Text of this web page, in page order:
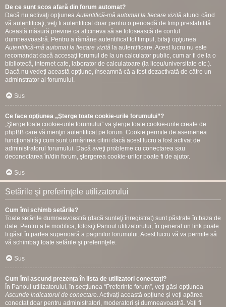
De ce sunt scos afară din forum automat?
Dacă nu activaţi opţiuneaAutentifică-mă automat la fiecare vizită atunci când
vă autentificaţi, veţi fi autentificat doar pentru o perioadă de timp prestabilită.
Această măsură previne ca altcineva să se folosească de contul
dumneavoastră. Pentru a rămâne autentificat tot timpul, bifaţi opţiunea
Autentifică-mă automat la fiecare vizită la autentificare. Acest lucru nu este
recomandat dacă accesaţi forumul de la un calculator public, cum ar fi de la o
bibliotecă, internet cafe, laborator de calculatoare (la liceu/universitate etc.).
Dacă nu vedeţi această opţiune, înseamnă că a fost dezactivată de către un
adminstrator al forumului.
Sus
Ce face opţiunea „Şterge toate cookie-urile forumului”?
„Şterge toate cookie-urile forumului” va şterge toate cookie-urile create de
phpBB care vă menţin autentificat pe forum. Cookie permite de asemenea
funcţionalităţi cum sunt urmărirea citirii dacă acest lucru a fost activat de
administratorul forumului. Dacă aveţi probleme cu conectarea sau
deconectarea în/din forum, ştergerea cookie-urilor poate fi de ajutor.
Sus
Setările şi preferinţele utilizatorului
Cum îmi schimb setările?
Toate setările dumneavoastră (dacă sunteţi înregistrat) sunt păstrate în baza de
date. Pentru a le modifica, folosiţi Panoul utilizatorului; în general un link poate
fi găsit în partea superioară a paginilor forumului. Acest lucru vă va permite să
vă schimbaţi toate setările şi preferinţele.
Sus
Cum îmi ascund prezența în lista de utilizatori conectați?
În Panoul utilizatorului, în secțiunea “Preferinţe forum”, veți găsi opțiunea
Ascunde indicatorul de conectare. Activați această opțiune și veți apărea
conectat doar pentru administratori, moderatori și dumneavoastră. Veți fi